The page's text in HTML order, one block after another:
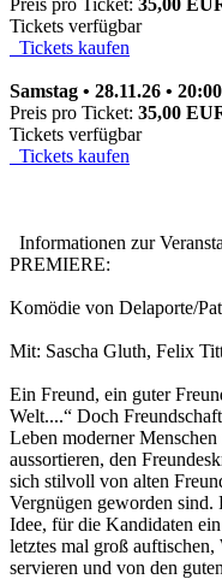
Preis pro Ticket: 35,00
Tickets verfügbar
Tickets kaufen
Samstag • 28.11.26 •
Preis pro Ticket: 35,00
Tickets verfügbar
Tickets kaufen
Informationen zur
PREMIERE:
Komödie von Delaporte/
Mit: Sascha Gluth, Felix
Ein Freund, ein guter
Welt....“ Doch
Leben moderner
aussortieren, den
sich stilvoll von alten
Vergnügen geworden
Idee, für die Kandidaten
letztes mal groß auftischen,
servieren und von den